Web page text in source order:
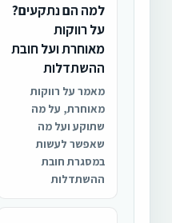
למה הם נתקעים?
על רווקות
מאוחרת ועל חובת
ההשתדלות
מאמר על רווקות
מאוחרת, על מה
שתוקע ועל מה
שאפשר לעשות
במסגרת חובת
ההשתדלות